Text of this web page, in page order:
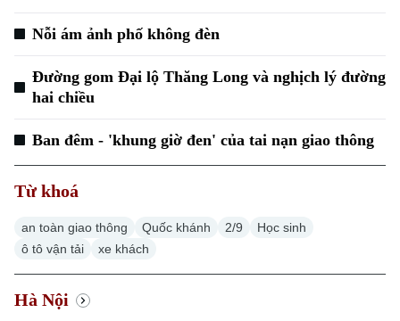
Thời sự
Chính trị
Xã hội
Hà Nội
Người Hà Nội
Thế giới
Nỗi ám ảnh phố không đèn
Đường gom Đại lộ Thăng Long và nghịch lý đường
hai chiều
Ban đêm - 'khung giờ đen' của tai nạn giao thông
Từ khoá
an toàn giao thông Quốc khánh 2/9
Học sinh
ô tô vận tải
xe khách
Hà Nội